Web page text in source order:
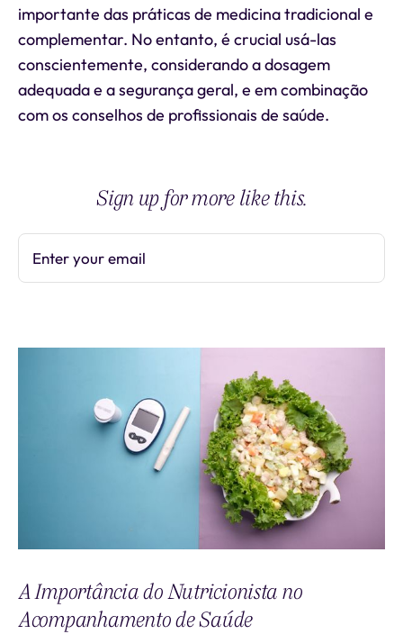
importante das práticas de medicina tradicional e
complementar. No entanto, é crucial usá-las
conscientemente, considerando a dosagem
adequada e a segurança geral, e em combinação
com os conselhos de profissionais de saúde.
Sign up for more like this.
Enter your email
A Importância do Nutricionista no
Acompanhamento de Saúde